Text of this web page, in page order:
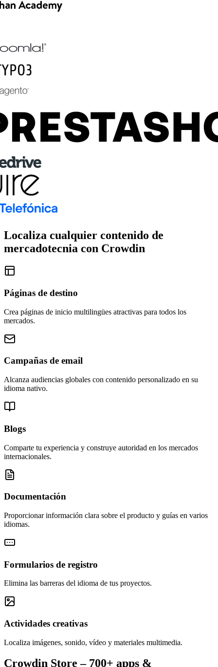
Localiza cualquier contenido de
mercadotecnia con Crowdin
Páginas de destino
Crea páginas de inicio multilingües atractivas para todos los
mercados.
Campañas de email
Alcanza audiencias globales con contenido personalizado en su
idioma nativo.
Blogs
Comparte tu experiencia y construye autoridad en los mercados
internacionales.
Documentación
Proporcionar información clara sobre el producto y guías en varios
idiomas.
Formularios de registro
Elimina las barreras del idioma de tus proyectos.
Actividades creativas
Localiza imágenes, sonido, vídeo y materiales multimedia.
Crowdin Store – 700+ apps &